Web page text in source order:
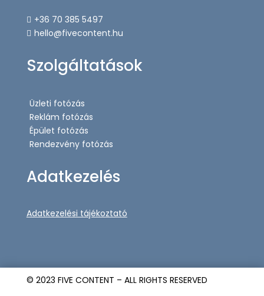
 +36 70 385 5497
 hello@fivecontent.hu
Szolgáltatások
Üzleti fotózás
Reklám fotózás
Épület fotózás
Rendezvény fotózás
Adatkezelés
Adatkezelési tájékoztató
© 2023 FIVE CONTENT – ALL RIGHTS RESERVED